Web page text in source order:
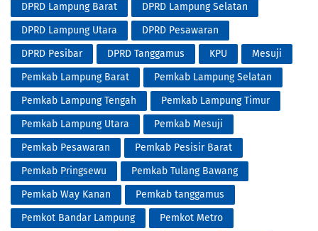
DPRD Lampung Barat
DPRD Lampung Selatan
DPRD Lampung Utara
DPRD Pesawaran
DPRD Pesibar
DPRD Tanggamus KPU
Mesuji
Pemkab Lampung Barat
Pemkab Lampung Selatan
Pemkab Lampung Tengah
Pemkab Lampung Timur
Pemkab Lampung Utara
Pemkab Mesuji
Pemkab Pesawaran
Pemkab Pesisir Barat
Pemkab Pringsewu
Pemkab Tulang Bawang
Pemkab Way Kanan
Pemkab tanggamus
Pemkot Bandar Lampung
Pemkot Metro